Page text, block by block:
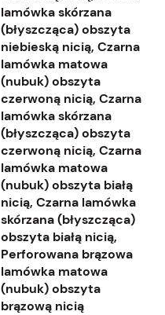
lamówka skórzana
(błyszcząca) obszyta
niebieską nicią, Czarna
lamówka matowa
(nubuk) obszyta
czerwoną nicią, Czarna
lamówka skórzana
(błyszcząca) obszyta
czerwoną nicią, Czarna
lamówka matowa
(nubuk) obszyta białą
nicią, Czarna lamówka
skórzana (błyszcząca)
obszyta białą nicią,
Perforowana brązowa
lamówka matowa
(nubuk) obszyta
brązową nicią